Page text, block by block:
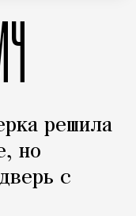
решила
но
с